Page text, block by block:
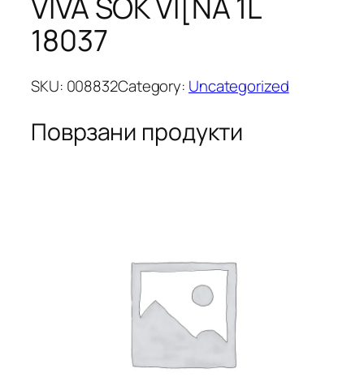
18037
SKU: 008832Category: Uncategorized
Поврзани продукти